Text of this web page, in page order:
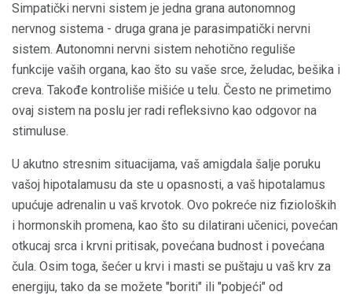
Simpatički nervni sistem je jedna grana autonomnog
nervnog sistema - druga grana je parasimpatički nervni
sistem. Autonomni nervni sistem nehotično reguliše
funkcije vaših organa, kao što su vaše srce, želudac, bešika i
creva. Takođe kontroliše mišiće u telu. Često ne primetimo
ovaj sistem na poslu jer radi refleksivno kao odgovor na
stimuluse.
U akutno stresnim situacijama, vaš amigdala šalje poruku
vašoj hipotalamusu da ste u opasnosti, a vaš hipotalamus
upućuje adrenalin u vaš krvotok. Ovo pokreće niz fizioloških
i hormonskih promena, kao što su dilatirani učenici, povećan
otkucaj srca i krvni pritisak, povećana budnost i povećana
čula. Osim toga, šećer u krvi i masti se puštaju u vaš krv za
energiju, tako da se možete "boriti" ili "pobjeći" od